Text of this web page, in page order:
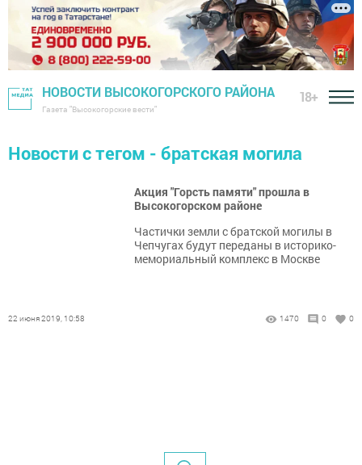
НОВОСТИ ВЫСОКОГОРСКОГО РАЙОНА
Газета "Высокогорские вести"
18+
Новости с тегом - братская могила
Акция "Горсть памяти" прошла в
Высокогорском районе
Частички земли с братской могилы в
Чепчугах будут переданы в историко-
мемориальный комплекс в Москве
22 июня 2019, 10:58 1470 0 0